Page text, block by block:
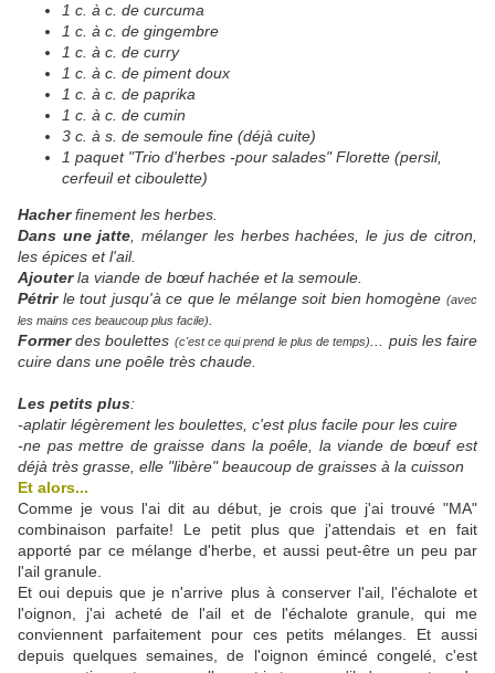
1 c. à c. de curcuma
1 c. à c. de gingembre
1 c. à c. de curry
1 c. à c. de piment doux
1 c. à c. de paprika
1 c. à c. de cumin
3 c. à s. de semoule fine (déjà cuite)
1 paquet "Trio d'herbes -pour salades"Florette (persil,
cerfeuil et ciboulette)
Hacherfinement les herbes.
Dans une jatte , mélanger les herbes hachées, le jus de citron,
les épices et l'ail.
Ajouterla viande de bœuf hachée et la semoule.
Pétrirle tout jusqu'à ce que le mélange soit bien homogène (avec
les mains ces beaucoup plus facile)
Formerdes boulettes (c'est ce qui prend le plus de temps)
... puis les faire
cuire dans une poêle très chaude.
Les petits plus:
-aplatir légèrement les boulettes, c'est plus facile pour les cuire
-ne pas mettre de graisse dans la poêle, la viande de bœuf est
déjà très grasse, elle "libère" beaucoup de graisses à la cuisson
Et alors...
Comme je vous l'ai dit au début, je crois que j'ai trouvé "MA"
combinaison parfaite! Le petit plus que j'attendais et en fait
apporté par ce mélange d'herbe, et aussi peut-être un peu par
l'ail granule.
Et oui depuis que je n'arrive plus à conserver l'ail, l'échalote et
l'oignon, j'ai acheté de l'ail et de l'échalote granule, qui me
conviennent parfaitement pour ces petits mélanges. Et aussi
depuis quelques semaines, de l'oignon émincé congelé, c'est